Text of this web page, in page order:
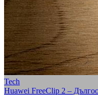
Tech
Huawei FreeClip 2 –